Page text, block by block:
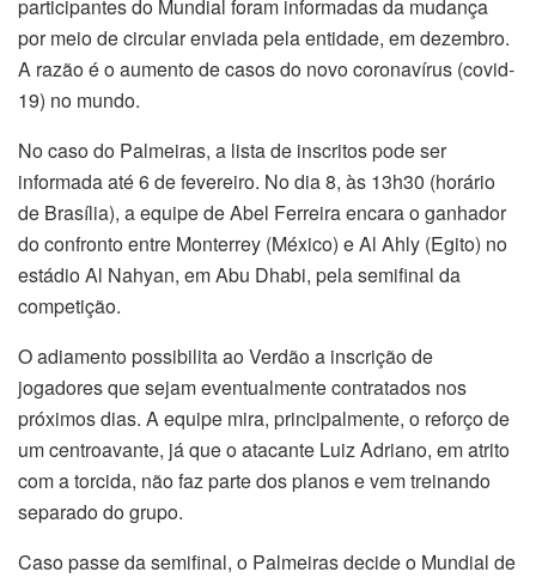
participantes do Mundial foram informadas da mudança
por meio de circular enviada pela entidade, em dezembro.
A razão é o aumento de casos do novo coronavírus (covid-
19) no mundo.
No caso do Palmeiras, a lista de inscritos pode ser
informada até 6 de fevereiro. No dia 8, às 13h30 (horário
de Brasília), a equipe de Abel Ferreira encara o ganhador
do confronto entre Monterrey (México) e Al Ahly (Egito) no
estádio Al Nahyan, em Abu Dhabi, pela semifinal da
competição.
O adiamento possibilita ao Verdão a inscrição de
jogadores que sejam eventualmente contratados nos
próximos dias. A equipe mira, principalmente, o reforço de
um centroavante, já que o atacante Luiz Adriano, em atrito
com a torcida, não faz parte dos planos e vem treinando
separado do grupo.
Caso passe da semifinal, o Palmeiras decide o Mundial de